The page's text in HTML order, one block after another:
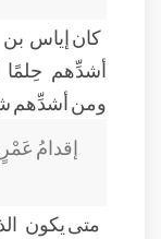
كان إياس
أشدِّهم حِلمًا
ومن أشدِّهم
إقدامُ
متى يكون